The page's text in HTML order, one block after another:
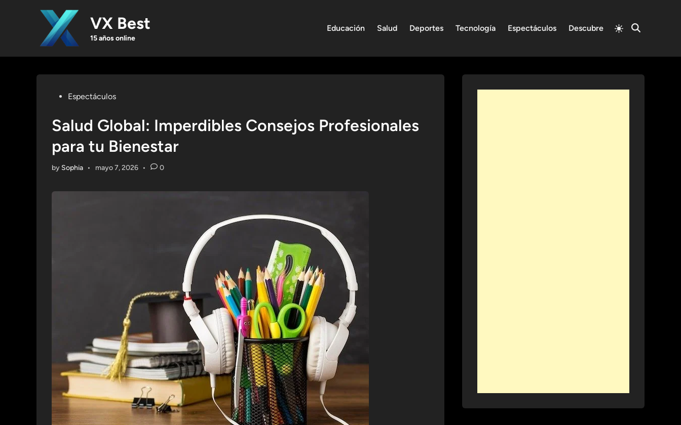
VX Best
15 años online
Educación Salud Deportes Tecnología Espectáculos Descubre
Switch
to
Open
PostedEspectáculos
Salud Global: Imperdibles Consejos Profesionales
para tu Bienestar
by Sophia • mayo 7, 2026 • 0